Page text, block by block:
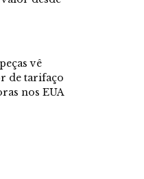
vê
de tarifaço
nos EUA